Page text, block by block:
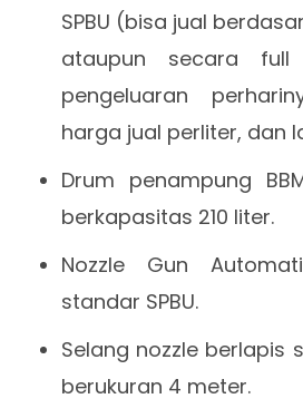
SPBU (bisa jual
ataupun secara
pengeluaran
harga jual perliter, dan
Drum penampung
berkapasitas 210 liter.
Nozzle Gun
standar SPBU.
Selang nozzle berlapis
berukuran 4 meter.